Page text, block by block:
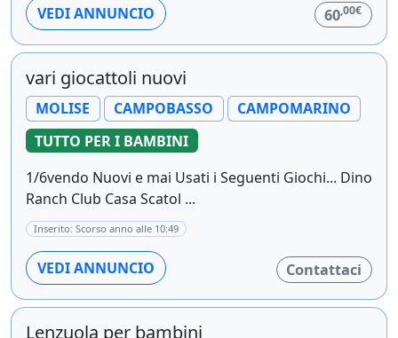
VEDI ANNUNCIO 60,00€
vari giocattoli nuovi
MOLISE CAMPOBASSO
CAMPOMARINO
TUTTO PER I BAMBINI
1/6vendo Nuovi e mai Usati i Seguenti Giochi... Dino
Ranch Club Casa Scatol ...
Inserito: Scorso anno alle 10:49
VEDI ANNUNCIO Contattaci
Lenzuola per bambini